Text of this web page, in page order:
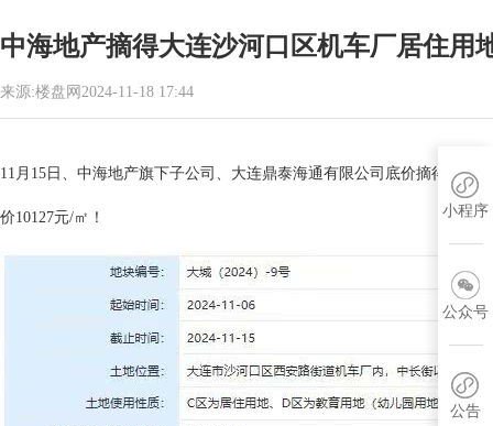
中海地产摘得大连沙河口区机车厂居住用
来源:楼盘网2024-11-18 17:44
11月15日、中海地产旗下子公司、大连鼎泰海通有限公司底价摘得大城
价10127元/㎡！ 小程序
公众号
公告